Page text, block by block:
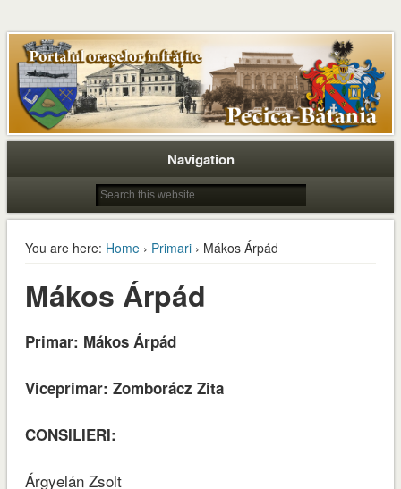
Navigation
You are here: Home› Primari› Mákos Árpád
Mákos Árpád
Primar: Mákos Árpád
Viceprimar: Zomborácz Zita
CONSILIERI:
Árgyelán Zsolt